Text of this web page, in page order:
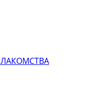
ЛАКОМСТВА